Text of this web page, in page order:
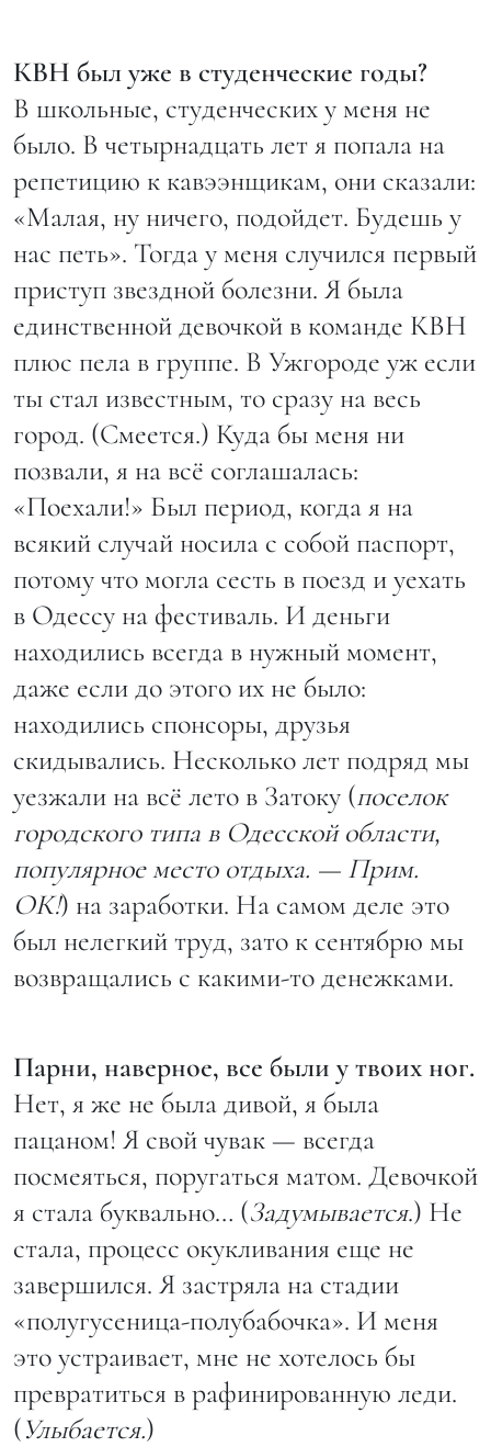
КВН был уже в студенческие годы?
В школьные, студенческих у меня не
было. В четырнадцать лет я попала на
репетицию к кавээнщикам, они сказали:
«Малая, ну ничего, подойдет. Будешь у
нас петь». Тогда у меня случился первый
приступ звездной болезни. Я была
единственной девочкой в команде КВН
плюс пела в группе. В Ужгороде уж если
ты стал известным, то сразу на весь
город. (Смеется.) Куда бы меня ни
позвали, я на всё соглашалась:
«Поехали!» Был период, когда я на
всякий случай носила с собой паспорт,
потому что могла сесть в поезд и уехать
в Одессу на фестиваль. И деньги
находились всегда в нужный момент,
даже если до этого их не было:
находились спонсоры, друзья
скидывались. Несколько лет подряд мы
уезжали на всё лето в Затоку (поселок
городского типа в Одесской области,
популярное место отдыха. — Прим.
ОК!) на заработки. На самом деле это
был нелегкий труд, зато к сентябрю мы
возвращались с какими-то денежками.
Парни, наверное, все были у твоих ног.
Нет, я же не была дивой, я была
пацаном! Я свой чувак — всегда
посмеяться, поругаться матом. Девочкой
я стала буквально… (Задумывается.) Не
стала, процесс окукливания еще не
завершился. Я застряла на стадии
«полугусеница-полубабочка». И меня
это устраивает, мне не хотелось бы
превратиться в рафинированную леди.
(Улыбается.)